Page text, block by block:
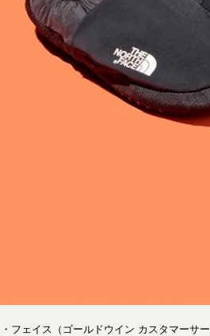
フェイス（ゴールドウイン カスタマーサー